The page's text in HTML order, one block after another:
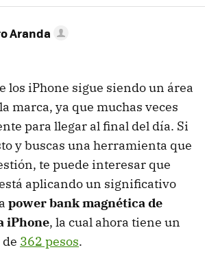
Aranda
los iPhone sigue siendo un área
marca, ya que muchas veces
para llegar al final del día. Si
y buscas una herramienta que
te puede interesar que
aplicando un significativo
power bank magnética de
iPhone, la cual ahora tiene un
362 pesos.